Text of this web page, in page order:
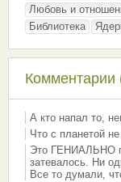
Любовь и
Библиотека
Комментарии
А кто напал то,
Что с планетой
Это ГЕНИАЛЬНО
затевалось. Ни
Все то думали,